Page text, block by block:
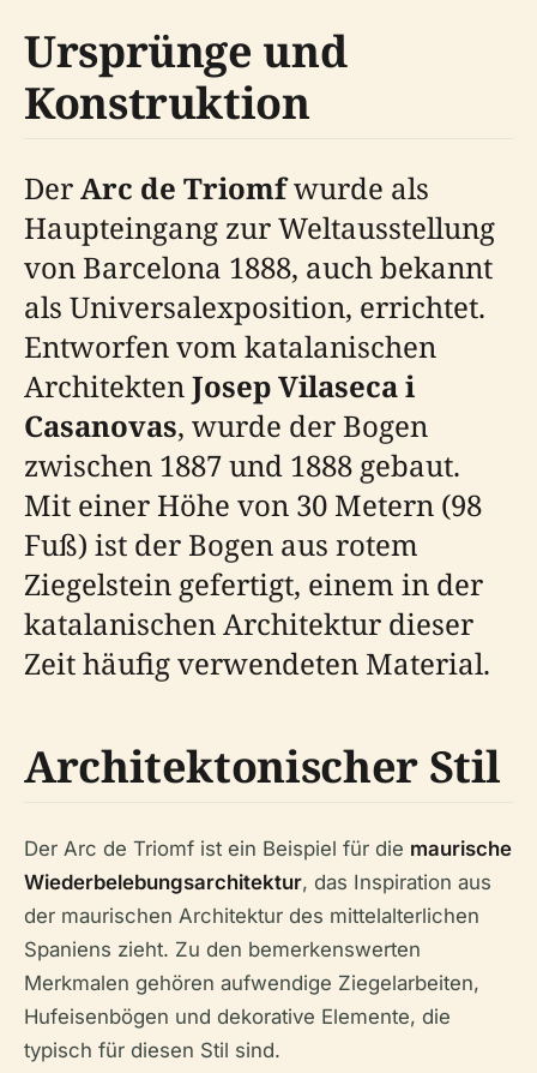
Ursprünge und
Konstruktion
DerArc de Triomfwurde als
Haupteingang zur Weltausstellung
von Barcelona 1888, auch bekannt
als Universalexposition, errichtet.
Entworfen vom katalanischen
ArchitektenJosep Vilaseca i
Casanovas, wurde der Bogen
zwischen 1887 und 1888 gebaut.
Mit einer Höhe von 30 Metern (98
Fuß) ist der Bogen aus rotem
Ziegelstein gefertigt, einem in der
katalanischen Architektur dieser
Zeit häufig verwendeten Material.
Architektonischer Stil
Der Arc de Triomf ist ein Beispiel für die maurische
Wiederbelebungsarchitektur, das Inspiration aus
der maurischen Architektur des mittelalterlichen
Spaniens zieht. Zu den bemerkenswerten
Merkmalen gehören aufwendige Ziegelarbeiten,
Hufeisenbögen und dekorative Elemente, die
typisch für diesen Stil sind.